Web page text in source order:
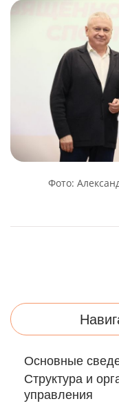
Фото:
Основные
Структура и
управления